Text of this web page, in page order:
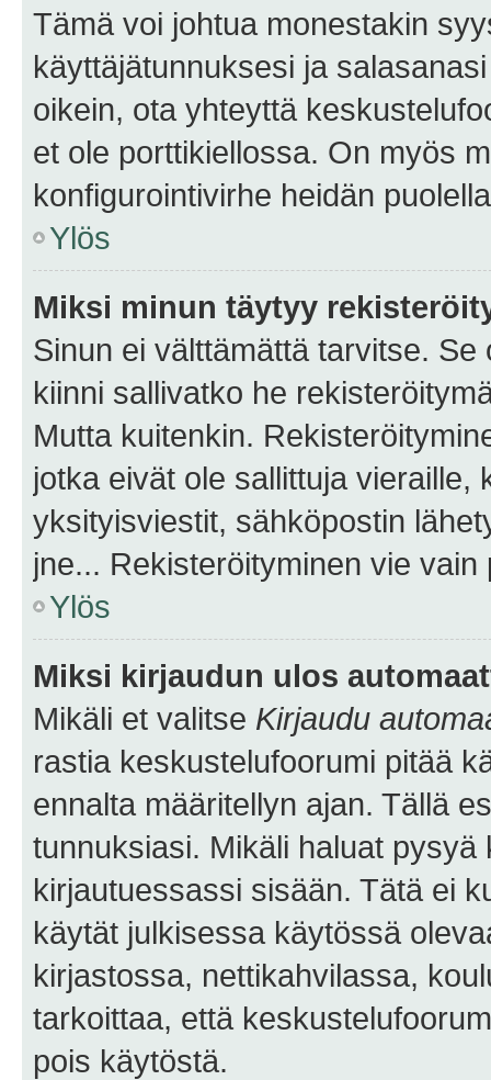
Tämä voi johtua monestakin
käyttäjätunnuksesi ja
oikein, ota yhteyttä
et ole porttikiellossa. On myös
konfigurointivirhe heidän
Ylös
Miksi minun täytyy
Sinun ei välttämättä tarvitse.
kiinni sallivatko he
Mutta kuitenkin.
jotka eivät ole sallittuja vieraille,
yksityisviestit, sähköpostin
jne... Rekisteröityminen vie
Ylös
Miksi kirjaudun ulos
Mikäli et valitse Kirjaudu
rastia keskustelufoorumi pitää
ennalta määritellyn ajan. Tällä
tunnuksiasi. Mikäli haluat
kirjautuessassi sisään. Tätä ei
käytät julkisessa käytössä
kirjastossa, nettikahvilassa,
tarkoittaa, että
pois käytöstä.